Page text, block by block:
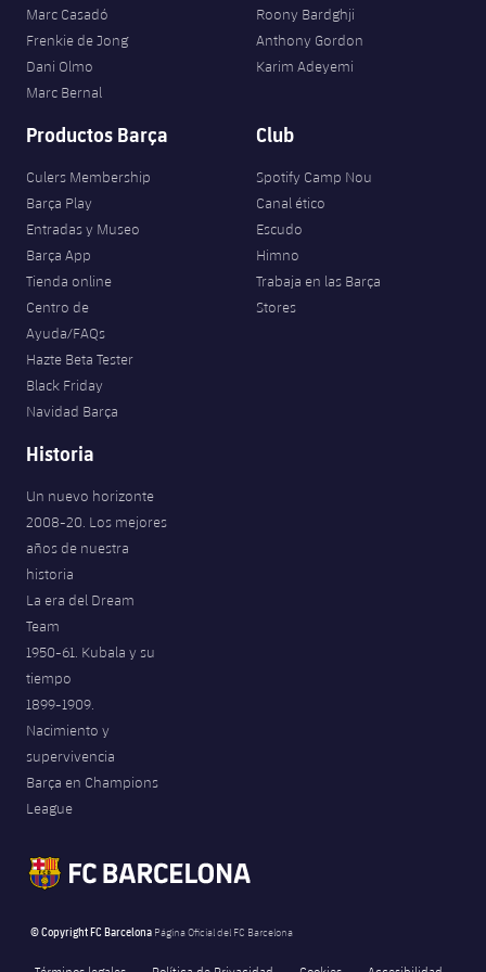
Jugadores
Fotos
Palmarés
Clasificaciones
Juvenil
Infantil
Alevín
Noticias
Atletismo
plusicon
más
Actualidad
Masculino
Femenino
Agenda
Baloncesto en silla de ruedas
Jugadores
Calendario
Resultados
Clasificaciones
plusicon
más
Actualidad
Jugadores
Calendario
Resultados
plusicon
más
Noticias
Hockey Hierba Masculino
Hockey Hierba Femenino
Patinaje artístico
plusicon
más
Actualidad
Plantilla
Agenda
Escuela de Patinaje
Rugby
plusicon
más
Actualidad
Jugadores
Calendario
Fotos
Voleibol
plusicon
más
Noticias
Apúntate a las amateurs
plusicon
más
PLUSICON
MÁS
VALORANT Game Changers
eFootball
Marc Casadó
Frenkie de Jong
Dani Olmo
Marc Bernal
Roony Bardghji
Anthony Gordon
Karim Adeyemi
Productos Barça
Culers Membership
Barça Play
Entradas y Museo
Barça App
Tienda online
Centro de
Ayuda/FAQs
Hazte Beta Tester
Black Friday
Navidad Barça
Club
Spotify Camp Nou
Canal ético
Escudo
Himno
Trabaja en las Barça
Stores
Historia
Un nuevo horizonte
2008-20. Los mejores
años de nuestra
historia
La era del Dream
Team
1950-61. Kubala y su
tiempo
1899-1909.
Nacimiento y
supervivencia
Barça en Champions
League
© Copyright FC Barcelona Página Oficial del FC Barcelona